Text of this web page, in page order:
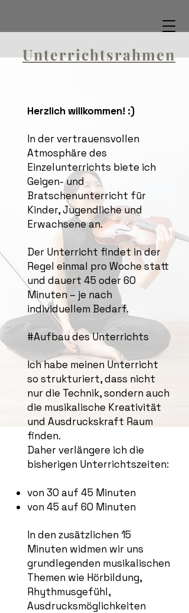
Unterrichtsrahmen
Herzlich willkommen! :)
In der vertrauensvollen
Atmosphäre des
Einzelunterrichts biete ich
Geigen- und
Bratschenunterricht für
Kinder, Jugendliche und
Erwachsene an.
Der Unterricht findet in der
Regel einmal pro Woche statt
und dauert 45 oder 60
Minuten – je nach
individuellem Bedarf.
#Aufbau des Unterrichts
Ich habe meinen Unterricht
so strukturiert, dass nicht
nur die Technik, sondern auch
die musikalische Kreativität
und Ausdruckskraft Raum
finden.
Daher verlängere ich die
bisherigen Unterrichtszeiten:
von 30 auf 45 Minuten
von 45 auf 60 Minuten
In den zusätzlichen 15
Minuten widmen wir uns
grundlegenden musikalischen
Themen wie Hörbildung,
Rhythmusgefühl,
Ausdrucksmöglichkeiten